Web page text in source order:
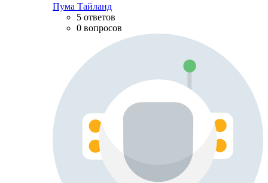
Пума Тайланд
5 ответов
0 вопросов